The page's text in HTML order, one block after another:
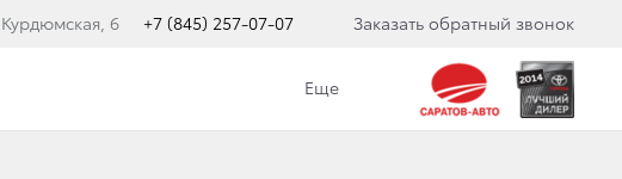
6 +7 (845) 257-07-07 Заказать обратный звонок
Еще